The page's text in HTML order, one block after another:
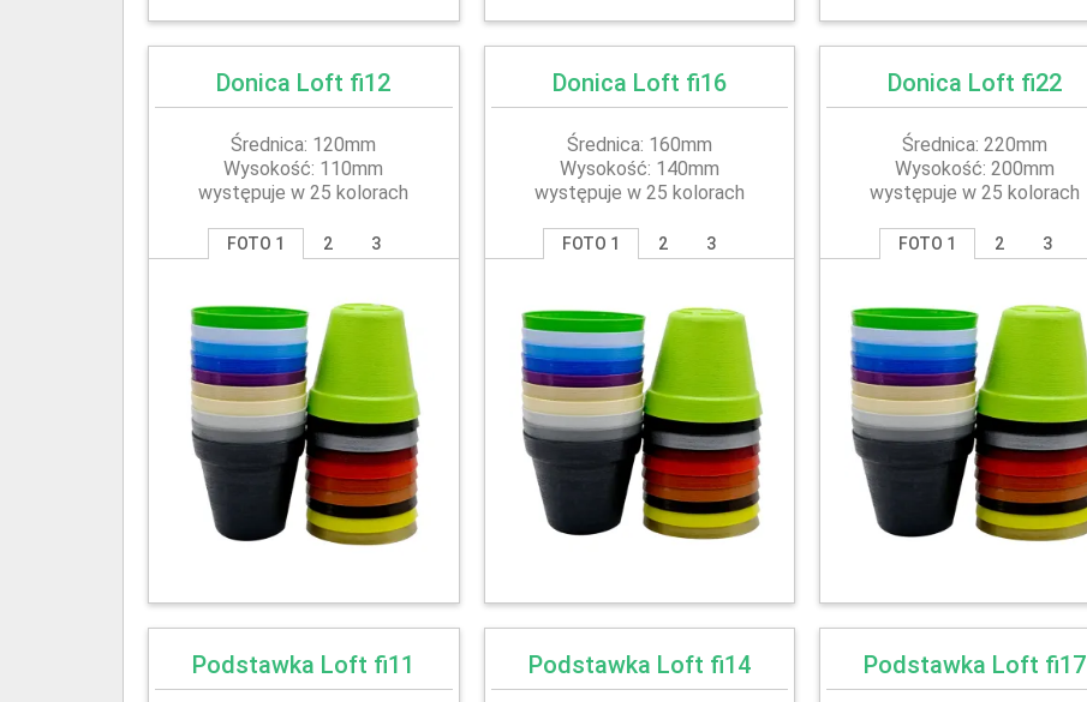
Donica Loft fi12
Średnica: 120mm
Wysokość: 110mm
występuje w 25 kolorach
FOTO 1 2 3
Donica Loft fi16
Średnica: 160mm
Wysokość: 140mm
występuje w 25 kolorach
FOTO 1 2 3
Donica Loft fi22
Średnica: 220mm
Wysokość: 200mm
występuje w 25 kolorach
FOTO 1 2 3
Podstawka Loft fi11 Podstawka Loft fi14 Podstawka Loft fi17